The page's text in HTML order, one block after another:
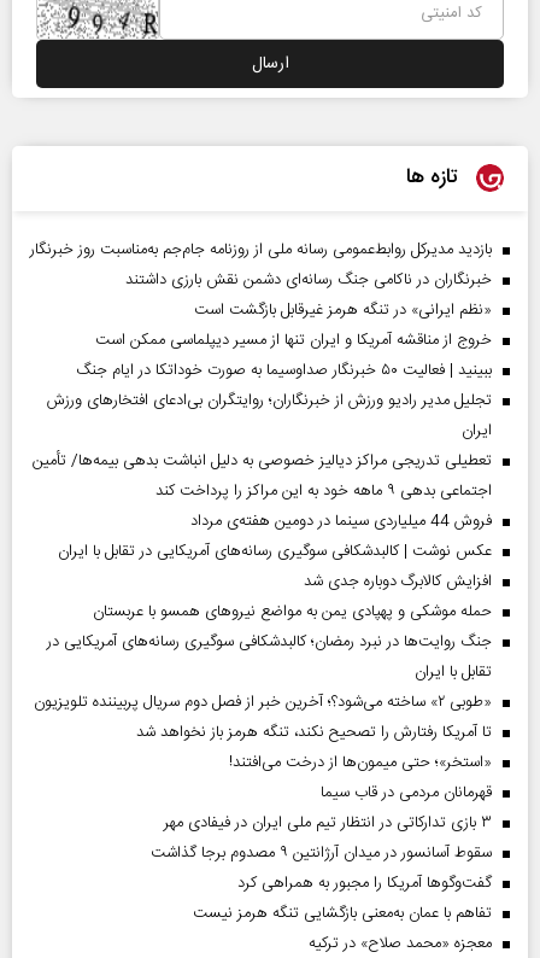
تازه ها
بازدید مدیرکل روابط‌عمومی رسانه ملی از روزنامه جام‌جم به‌مناسبت روز خبرنگار
خبرنگاران در ناکامی جنگ رسانه‌ای دشمن نقش بارزی داشتند
«نظم ایرانی» در تنگه هرمز غیرقابل بازگشت است
خروج از مناقشه آمریکا و ایران تنها از مسیر دیپلماسی ممکن است
ببینید | فعالیت ۵۰ خبرنگار صداوسیما به صورت خوداتکا در ایام جنگ
تجلیل مدیر رادیو ورزش از خبرنگاران؛ روایتگران بی‌ادعای افتخارهای ورزش
ایران
تعطیلی تدریجی مراکز دیالیز خصوصی به دلیل انباشت بدهی بیمه‌ها/ تأمین
اجتماعی بدهی ۹ ماهه خود به این مراکز را پرداخت کند
فروش 44 میلیاردی سینما در دومین هفته‌ی مرداد
عکس نوشت | کالبدشکافی سوگیری رسانه‌های آمریکایی در تقابل با ایران
افزایش کالابرگ دوباره جدی شد
حمله موشکی و پهپادی یمن به مواضع نیروهای همسو با عربستان
جنگ روایت‌ها در نبرد رمضان؛ کالبدشکافی سوگیری رسانه‌های آمریکایی در
تقابل با ایران
«طوبی ۲» ساخته می‌شود؟؛ آخرین خبر از فصل دوم سریال پربیننده تلویزیون
تا آمریکا رفتارش را تصحیح نکند، تنگه هرمز باز نخواهد شد
«استخر»‌‌؛ حتی میمون‌ها از درخت می‌افتند!
قهرمانان مردمی در قاب سیما
۳ بازی تدارکاتی در انتظار تیم ملی ایران در فیفادی مهر
سقوط آسانسور در میدان آرژانتین ۹ مصدوم برجا گذاشت
گفت‌وگوها آمریکا را مجبور به همراهی کرد
تفاهم با عمان به‌معنی بازگشایی تنگه هرمز نیست
معجزه «محمد صلاح» در ترکیه